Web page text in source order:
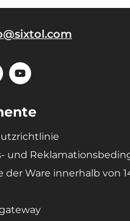
und
der Ware innerhalb von